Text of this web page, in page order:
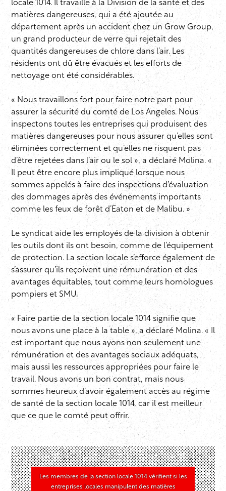
locale 1014. Il travaille à la Division de la santé et des
matières dangereuses, qui a été ajoutée au
département après un accident chez un Grow Group,
un grand producteur de verre qui rejetait des
quantités dangereuses de chlore dans l’air. Les
résidents ont dû être évacués et les efforts de
nettoyage ont été considérables.
« Nous travaillons fort pour faire notre part pour
assurer la sécurité du comté de Los Angeles. Nous
inspectons toutes les entreprises qui produisent des
matières dangereuses pour nous assurer qu’elles sont
éliminées correctement et qu’elles ne risquent pas
d’être rejetées dans l’air ou le sol », a déclaré Molina. «
Il peut être encore plus impliqué lorsque nous
sommes appelés à faire des inspections d’évaluation
des dommages après des événements importants
comme les feux de forêt d’Eaton et de Malibu. »
Le syndicat aide les employés de la division à obtenir
les outils dont ils ont besoin, comme de l’équipement
de protection. La section locale s’efforce également de
s’assurer qu’ils reçoivent une rémunération et des
avantages équitables, tout comme leurs homologues
pompiers et SMU.
« Faire partie de la section locale 1014 signifie que
nous avons une place à la table », a déclaré Molina. « Il
est important que nous ayons non seulement une
rémunération et des avantages sociaux adéquats,
mais aussi les ressources appropriées pour faire le
travail. Nous avons un bon contrat, mais nous
sommes heureux d’avoir également accès au régime
de santé de la section locale 1014, car il est meilleur
que ce que le comté peut offrir.
Les membres de la section locale 1014 vérifient si les
entreprises locales manipulent des matières